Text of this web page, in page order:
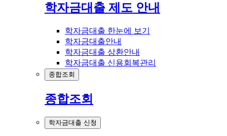
학자금대출 제도 안내
학자금대출 한눈에 보기
학자금대출안내
학자금대출 상환안내
학자금대출 신용회복관리
종합조회
종합조회
학자금대출 신청